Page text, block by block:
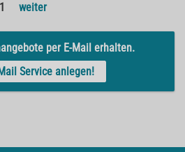
1 weiter
per E-Mail erhalten.
Service anlegen!